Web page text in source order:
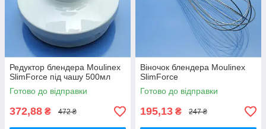
Редуктор блендера Moulinex
SlimForce під чашу 500мл
Готово до відправки
372,88 ₴ 472 ₴
Віночок блендера Moulinex
SlimForce
Готово до відправки
195,13 ₴ 247 ₴